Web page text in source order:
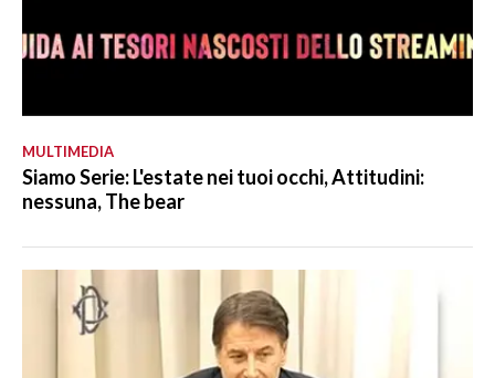
MULTIMEDIA
Siamo Serie: L'estate nei tuoi occhi, Attitudini:
nessuna, The bear